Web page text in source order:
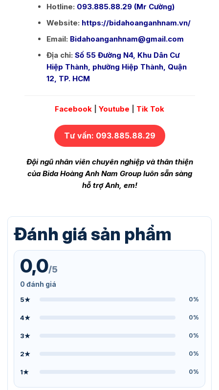
Hotline: 093.885.88.29 (Mr Cường)
Website: https://bidahoanganhnam.vn/
Email: Bidahoanganhnam@gmail.com
Địa chỉ: Số 55 Đường N4, Khu Dân Cư
Hiệp Thành, phường Hiệp Thành, Quận
12, TP. HCM
Facebook Youtube Tik Tok
Tư vấn: 093.885.88.29
Đội ngũ nhân viên chuyên nghiệp và thân thiện
của Bida Hoàng Anh Nam Group luôn sẵn sàng
hỗ trợ Anh, em!
Đánh giá sản phẩm
0,0/5
0 đánh giá
5★ 0%
4★ 0%
3★ 0%
2★ 0%
1★ 0%